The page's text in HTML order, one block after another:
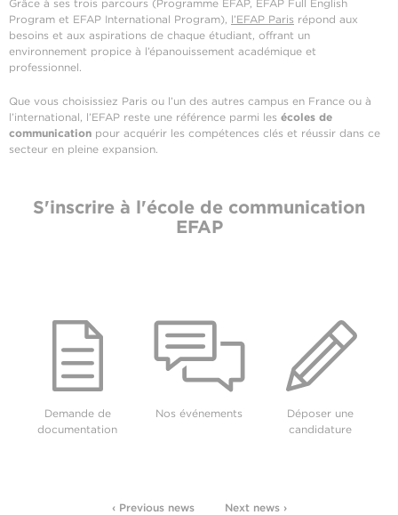
Grâce à ses trois parcours (Programme EFAP, EFAP Full English
Program et EFAP International Program), l’EFAP Paris répond aux
besoins et aux aspirations de chaque étudiant, offrant un
environnement propice à l’épanouissement académique et
professionnel.
Que vous choisissiez Paris ou l’un des autres campus en France ou à
l’international, l’EFAP reste une référence parmi les écoles de
communication pour acquérir les compétences clés et réussir dans ce
secteur en pleine expansion.
S'inscrire à l'école de communication
EFAP
Demande de
documentation
Nos événements
Déposer une
candidature
‹ Previous news Next news ›